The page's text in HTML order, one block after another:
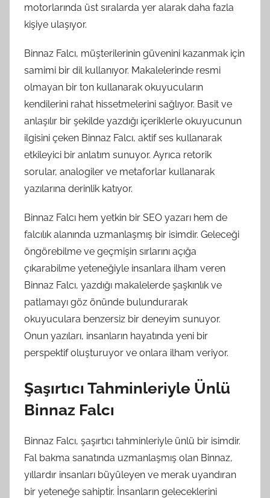
motorlarında üst sıralarda yer alarak daha fazla
kişiye ulaşıyor.
Binnaz Falcı, müşterilerinin güvenini kazanmak için
samimi bir dil kullanıyor. Makalelerinde resmi
olmayan bir ton kullanarak okuyucuların
kendilerini rahat hissetmelerini sağlıyor. Basit ve
anlaşılır bir şekilde yazdığı içeriklerle okuyucunun
ilgisini çeken Binnaz Falcı, aktif ses kullanarak
etkileyici bir anlatım sunuyor. Ayrıca retorik
sorular, analogiler ve metaforlar kullanarak
yazılarına derinlik katıyor.
Binnaz Falcı hem yetkin bir SEO yazarı hem de
falcılık alanında uzmanlaşmış bir isimdir. Geleceği
öngörebilme ve geçmişin sırlarını açığa
çıkarabilme yeteneğiyle insanlara ilham veren
Binnaz Falcı, yazdığı makalelerde şaşkınlık ve
patlamayı göz önünde bulundurarak
okuyuculara benzersiz bir deneyim sunuyor.
Onun yazıları, insanların hayatında yeni bir
perspektif oluşturuyor ve onlara ilham veriyor.
Şaşırtıcı Tahminleriyle Ünlü
Binnaz Falcı
Binnaz Falcı, şaşırtıcı tahminleriyle ünlü bir isimdir.
Fal bakma sanatında uzmanlaşmış olan Binnaz,
yıllardır insanları büyüleyen ve merak uyandıran
bir yeteneğe sahiptir. İnsanların geleceklerini